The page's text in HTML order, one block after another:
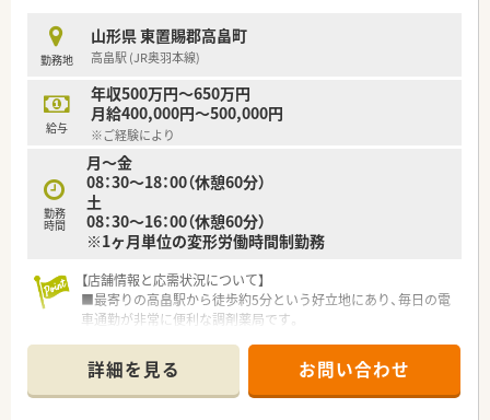
≪ 企業について ≫
福島県郡山市に本社をおき、福島県を中心とし多数店舗展開して
いる薬局です。
地域に根ざした店舗展開をベースに、地域医療に開かれた薬局作
りを目指しています。
同じエリアに複数店舗があることが多く、通勤範囲内でさまざま
な経験を積んでいただけます。
≪ 店舗の特長 ≫
JR高畠駅から徒歩5分圏内でお車通勤でも電車でも通勤しやす
い立地です！
新幹線停車駅ですので県外からお越しの方も帰省しやすい環境
内科をメインに応需しており、薬剤師は3名在籍しているため、
サポート体制も整っています。
★管理薬剤師の経験を活かして働きたい方、あるいは今後目指し
ている方
★ライフステージに合わせて長く働きたい方
勤務地
山形県 東置賜郡高畠町
高畠駅 (JR奥羽本線)
給与
年収500万円～650万円
月給400,000円～500,000円
※ご経験により
勤務
時間
月～金
08：30～18：00（休憩60分）
土
08：30～16：00（休憩60分）
※1ヶ月単位の変形労働時間制勤務
【店舗情報と応需状況について】
■最寄りの高畠駅から徒歩約5分という好立地にあり、毎日の電
車通勤が非常に便利な調剤薬局です。
約100枚と比較的多い状況です。
■処方箋は眼科が中心ですが施設調剤も行っており、数をこなす
ことでスピーディーに学べる環境です。
詳細を見る お問い合わせ